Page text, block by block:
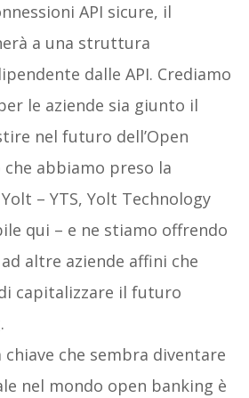
API sicure, il
a una struttura
dalle API. Crediamo
le aziende sia giunto il
nel futuro dell’Open
abbiamo preso la
– YTS, Yolt Technology
qui – e ne stiamo offrendo
altre aziende affini che
capitalizzare il futuro
chiave che sembra diventare
nel mondo open banking è